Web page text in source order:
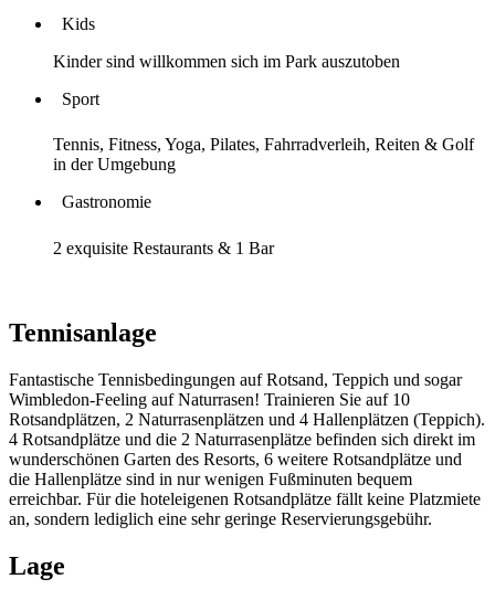
Kids
Kinder sind willkommen sich im Park auszutoben
Sport
Tennis, Fitness, Yoga, Pilates, Fahrradverleih, Reiten & Golf
in der Umgebung
Gastronomie
2 exquisite Restaurants & 1 Bar
Tennisanlage
Fantastische Tennisbedingungen auf Rotsand, Teppich und sogar
Wimbledon-Feeling auf Naturrasen! Trainieren Sie auf 10
Rotsandplätzen, 2 Naturrasenplätzen und 4 Hallenplätzen (Teppich).
4 Rotsandplätze und die 2 Naturrasenplätze befinden sich direkt im
wunderschönen Garten des Resorts, 6 weitere Rotsandplätze und
die Hallenplätze sind in nur wenigen Fußminuten bequem
erreichbar. Für die hoteleigenen Rotsandplätze fällt keine Platzmiete
an, sondern lediglich eine sehr geringe Reservierungsgebühr.
Lage